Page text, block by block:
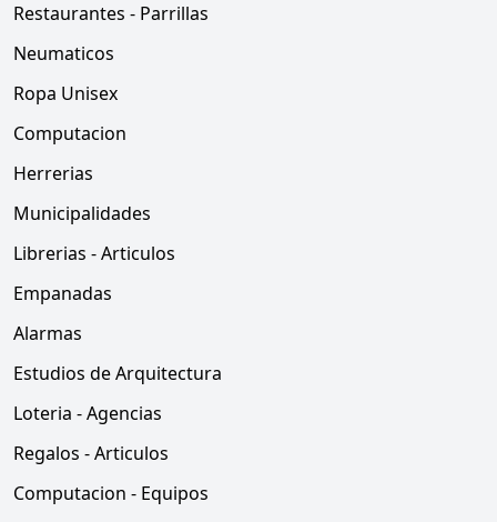
Restaurantes - Parrillas
Neumaticos
Ropa Unisex
Computacion
Herrerias
Municipalidades
Librerias - Articulos
Empanadas
Alarmas
Estudios de Arquitectura
Loteria - Agencias
Regalos - Articulos
Computacion - Equipos